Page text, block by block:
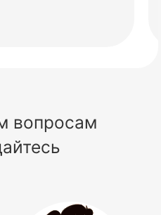
вопросам